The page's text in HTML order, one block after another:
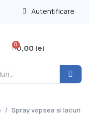
Autentificare
0,00 lei
Spray vopsea si lacuri